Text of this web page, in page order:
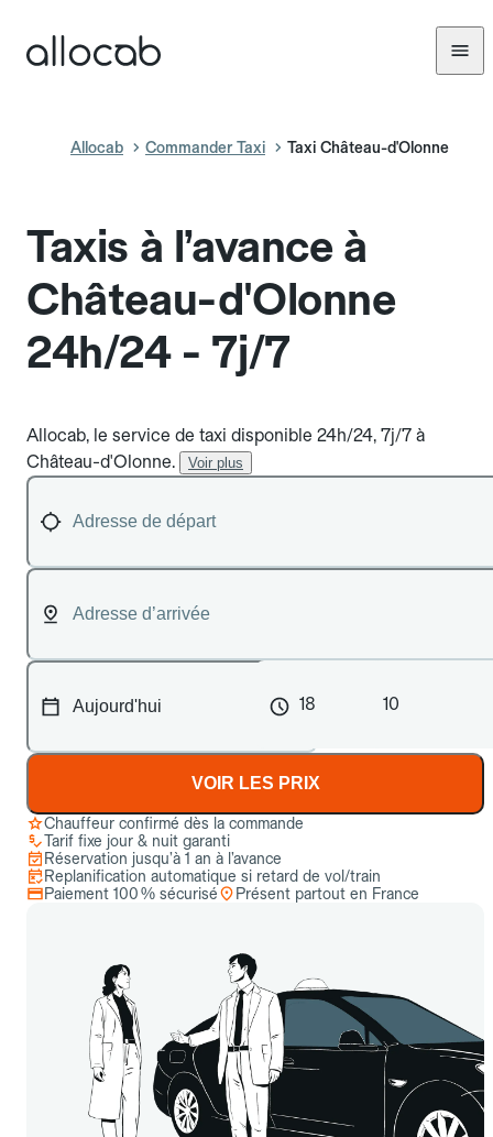
Allocab Commander Taxi Taxi Château-d'Olonne
Taxis à l’avance à
Château-d'Olonne
24h/24 - 7j/7
Allocab, le service de taxi disponible 24h/24, 7j/7 à
Château-d'Olonne.
Voir plus
18 10
VOIR LES PRIX
Chauffeur confirmé dès la commande
Tarif fixe jour & nuit garanti
Réservation jusqu’à 1 an à l’avance
Replanification automatique si retard de vol/train
Paiement 100 % sécurisé
Présent partout en France